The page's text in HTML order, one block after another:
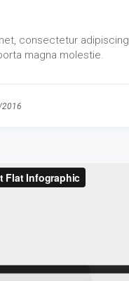
consectetur
magna molestie.